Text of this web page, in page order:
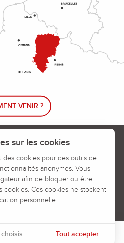
VENIR ?
jours chassés
sur un parcours
Mentions légales
sur les cookies
des cookies pour des outils de
anonymes. Vous
afin de bloquer ou être
cookies. Ces cookies ne stockent
personnelle.
Tout accepter